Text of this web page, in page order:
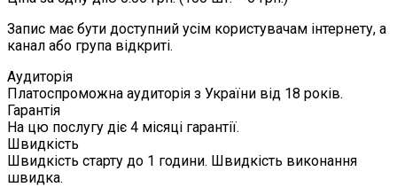
Запис має бути доступний усім користувачам інтернету, а
канал або група відкриті.
Аудиторія
Платоспроможна аудиторія з України від 18 років.
Гарантія
На цю послугу діє 4 місяці гарантії.
Швидкість
Швидкість старту до 1 години. Швидкість виконання
швидка.